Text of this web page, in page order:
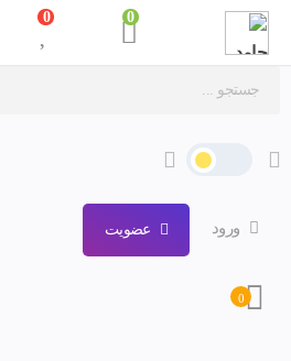
ورود عضویت
0
0
0